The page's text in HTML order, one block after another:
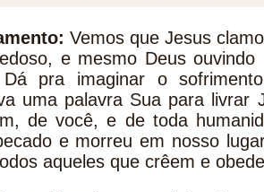
Vemos que Jesus
e mesmo Deus
pra imaginar o
uma palavra Sua para livrar
de você, e de toda
e morreu em nosso
aqueles que crêem e